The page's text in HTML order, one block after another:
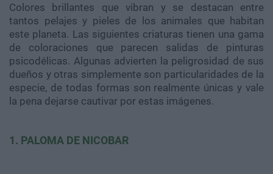
Colores brillantes que vibran y se destacan entre
tantos pelajes y pieles de los animales que habitan
este planeta. Las siguientes criaturas tienen una gama
de coloraciones que parecen salidas de pinturas
psicodélicas. Algunas advierten la peligrosidad de sus
dueños y otras simplemente son particularidades de la
especie, de todas formas son realmente únicas y vale
la pena dejarse cautivar por estas imágenes.
1. PALOMA DE NICOBAR